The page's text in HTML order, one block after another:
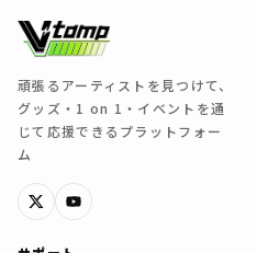
頑張るアーティストを見つけて、
グッズ・1 on 1・イベントを通
じて応援できるプラットフォー
ム